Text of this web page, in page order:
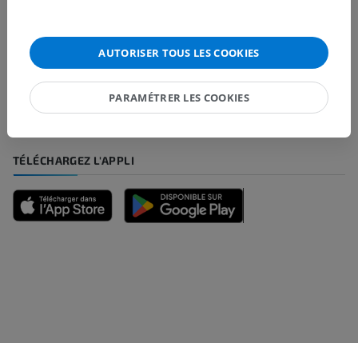
N’hésitez pas à nous suggérer une correction, une
traduction, une amélioration de contenu.
Signaler un problème
TÉLÉCHARGEZ L'APPLI
AUTORISER TOUS LES COOKIES
PARAMÉTRER LES COOKIES